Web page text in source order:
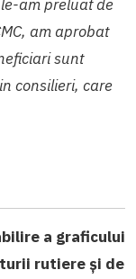
am preluat de
am aprobat
sunt
consilieri, care
a graficului
rutiere și de